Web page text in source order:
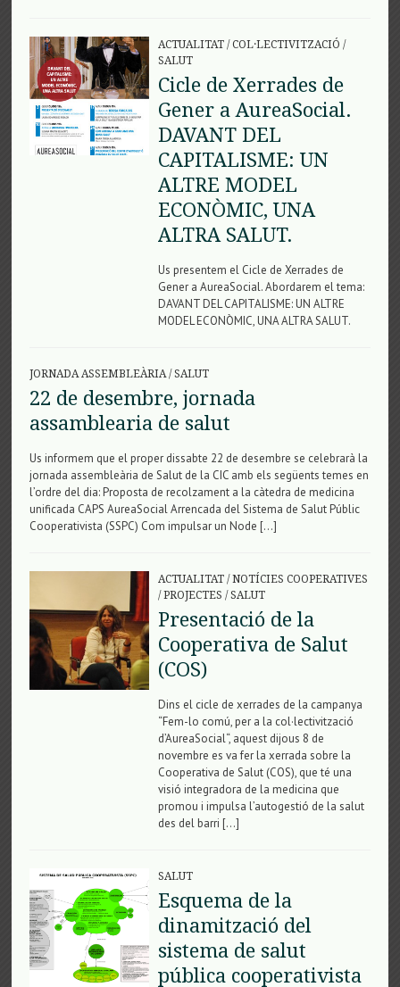
ACTUALITAT/COL·LECTIVITZACIÓ /
SALUT
Cicle de Xerrades de
Gener a AureaSocial.
DAVANT DEL
CAPITALISME: UN
ALTRE MODEL
ECONÒMIC, UNA
ALTRA SALUT.
Us presentem el Cicle de Xerrades de
Gener a AureaSocial. Abordarem el tema:
DAVANT DEL CAPITALISME: UN ALTRE
MODEL ECONÒMIC, UNA ALTRA SALUT.
JORNADA ASSEMBLEÀRIA/SALUT
22 de desembre, jornada
assamblearia de salut
Us informem que el proper dissabte 22 de desembre se celebrarà la
jornada assembleària de Salut de la CIC amb els següents temes en
l’ordre del dia: Proposta de recolzament a la càtedra de medicina
unificada CAPS AureaSocial Arrencada del Sistema de Salut Públic
Cooperativista (SSPC) Com impulsar un Node […]
ACTUALITAT/NOTÍCIES COOPERATIVES
/PROJECTES /SALUT
Presentació de la
Cooperativa de Salut
(COS)
Dins el cicle de xerrades de la campanya
“Fem-lo comú, per a la col·lectivització
d’AureaSocial“, aquest dijous 8 de
novembre es va fer la xerrada sobre la
Cooperativa de Salut (COS), que té una
visió integradora de la medicina que
promou i impulsa l’autogestió de la salut
des del barri […]
SALUT
Esquema de la
dinamització del
sistema de salut
pública cooperativista